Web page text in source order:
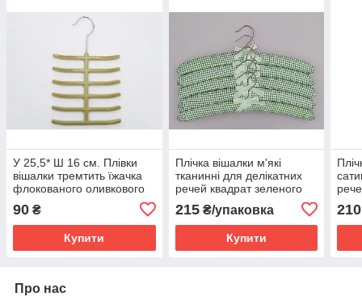
У 25,5* Ш 16 см. Плівки
вішалки тремтить їжачка
флокованого оливкового
90 ₴
Купити
Плічка вішалки м'які
тканинні для делікатних
речей квадрат зеленого
кольору, довжина 38 см,в
упаковці 5 штук
215₴/упаковка
Купити
5
210
Про нас